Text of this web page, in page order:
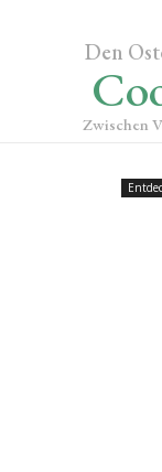
Den
Zwischen